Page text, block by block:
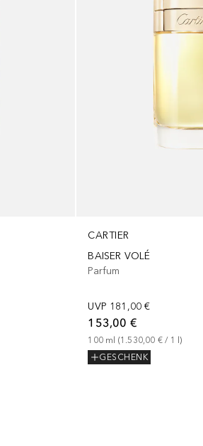
CARTIER
BAISER VOLÉ
Parfum
UVP 181,00 €
153,00 €
100 ml (1.530,00 € / 1 l)
GESCHENK